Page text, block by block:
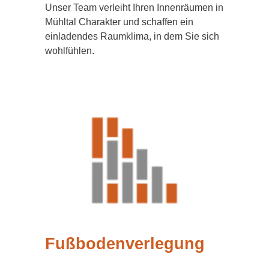
Unser Team verleiht Ihren Innenräumen in
Mühltal Charakter und schaffen ein
einladendes Raumklima, in dem Sie sich
wohlfühlen.
Fußbodenverlegung